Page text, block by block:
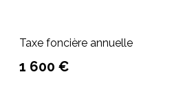
Taxe foncière annuelle
1 600 €